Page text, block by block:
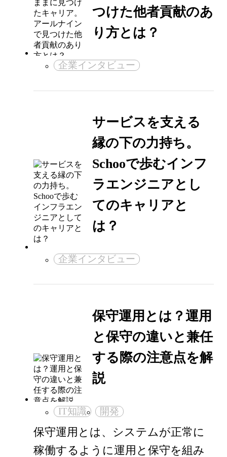
つけた他者貢献のあ
り方とは？
企業インタビュー
サービスを支える
縁の下の力持ち。
Schooで歩むインフ
ラエンジニアとし
てのキャリアと
は？
企業インタビュー
保守運用とは？運用
と保守の違いと兼任
する際の注意点を解
説
IT知識 開発
保守運用とは、システムが正常に
稼働するように運用と保守を組み